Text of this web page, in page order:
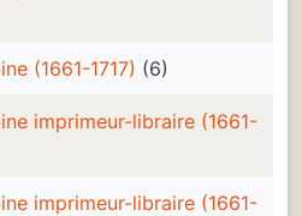
(1661-1717) (6)
imprimeur-libraire (1661-
imprimeur-libraire (1661-